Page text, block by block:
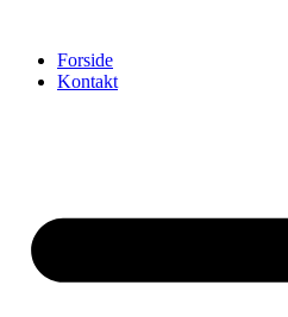
indholdForside
Kontakt